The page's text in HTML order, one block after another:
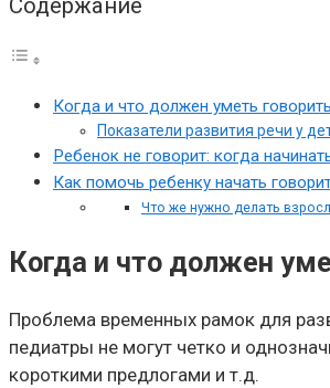
Когда и что должен уметь
Показатели развития речи у
Ребенок не говорит: когда
Как помочь ребенку начать
Что же нужно делать
Когда и что должен
Проблема временных рамок для
педиатры не могут четко и
короткими предлогами и т.д.